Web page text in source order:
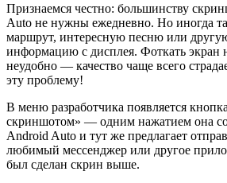
Признаемся честно: большинству
Auto не нужны ежедневно. Но иногда
маршрут, интересную песню или
информацию с дисплея. Фоткать экран
неудобно — качество чаще всего
эту проблему!
В меню разработчика появляется
скриншотом» — одним нажатием она
Android Auto и тут же предлагает
любимый мессенджер или другое
был сделан скрин выше.